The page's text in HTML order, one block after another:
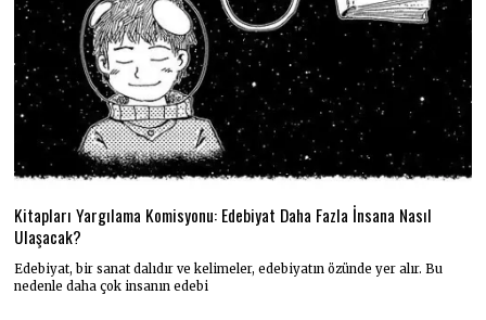
Kitapları Yargılama Komisyonu: Edebiyat Daha Fazla İnsana Nasıl
Ulaşacak?
Edebiyat, bir sanat dalıdır ve kelimeler, edebiyatın özünde yer alır. Bu
nedenle daha çok insanın edebi